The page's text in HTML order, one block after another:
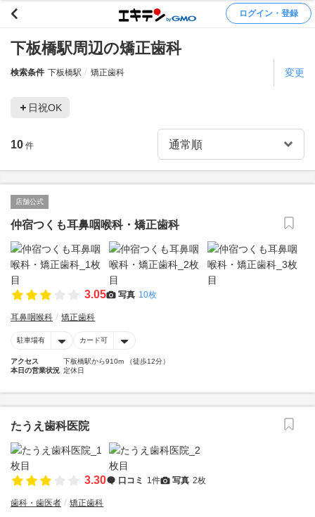
ログイン・登録
下板橋駅周辺の矯正歯科
検索条件 下板橋駅 矯正歯科 変更
日祝OK
10 件
店舗公式
仲宿つくも耳鼻咽喉科・矯正歯科
3.05 写真 10枚
耳鼻咽喉科 矯正歯科
駐車場有 カード可
アクセス
下板橋駅から910m （徒歩12分）
本日の営業状況 定休日
たうえ歯科医院
3.30 口コミ 1件 写真 2枚
歯科・歯医者 矯正歯科